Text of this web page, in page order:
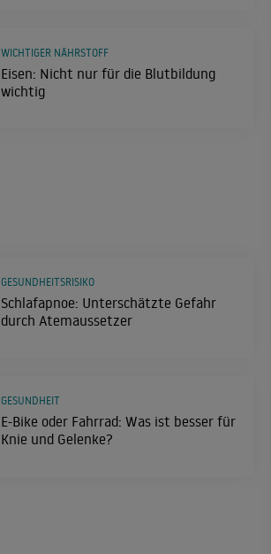
Eisen: Nicht nur für die Blutbildung
wichtig
WICHTIGER NÄHRSTOFF
Schlafapnoe: Unterschätzte Gefahr
durch Atemaussetzer
GESUNDHEITSRISIKO
E-Bike oder Fahrrad: Was ist besser für
Knie und Gelenke?
GESUNDHEIT